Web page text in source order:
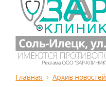
Главная Архив новостей